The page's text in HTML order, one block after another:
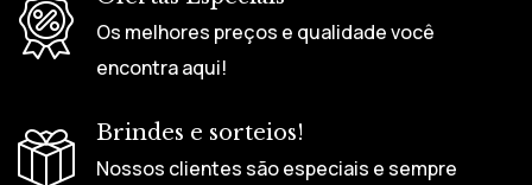
Os melhores preços e qualidade você
encontra aqui!
Brindes e sorteios!
Nossos clientes são especiais e sempre